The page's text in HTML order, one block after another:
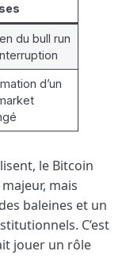
du bull run
d’un
le Bitcoin
mais
baleines et un
C’est
jouer un rôle